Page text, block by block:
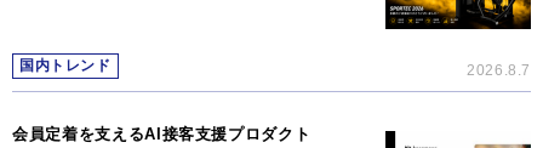
国内トレンド 2026.8.7
会員定着を支えるAI接客支援プロダクト